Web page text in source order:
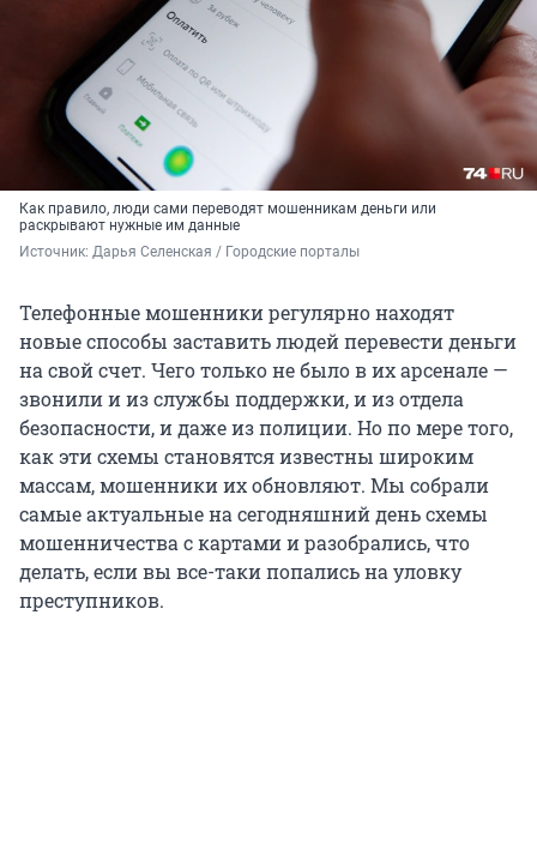
Как правило, люди сами переводят мошенникам деньги или
раскрывают нужные им данные
Источник: Дарья Селенская / Городские порталы
Телефонные мошенники регулярно находят
новые способы заставить людей перевести деньги
на свой счет. Чего только не было в их арсенале —
звонили и из службы поддержки, и из отдела
безопасности, и даже из полиции. Но по мере того,
как эти схемы становятся известны широким
массам, мошенники их обновляют. Мы собрали
самые актуальные на сегодняшний день схемы
мошенничества с картами и разобрались, что
делать, если вы все-таки попались на уловку
преступников.